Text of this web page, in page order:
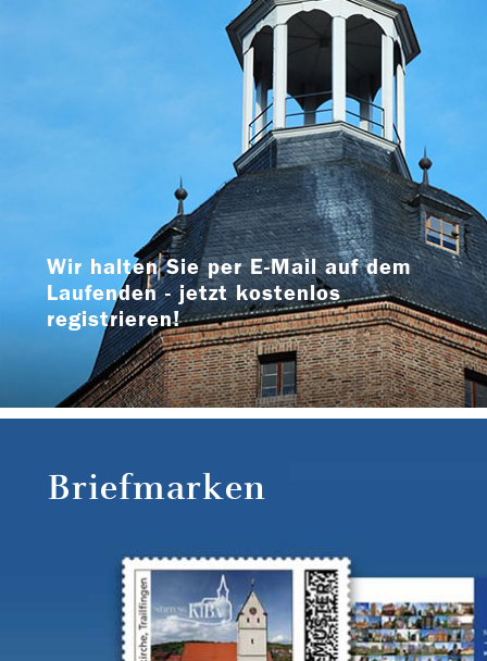
Wir halten Sie per E-Mail auf dem
Laufenden - jetzt kostenlos
registrieren!
Briefmarken